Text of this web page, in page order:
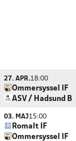
27. APR.18:00
Ommersyssel IF
ASV / Hadsund B
03. MAJ15:00
Romalt IF
Ommersyssel IF